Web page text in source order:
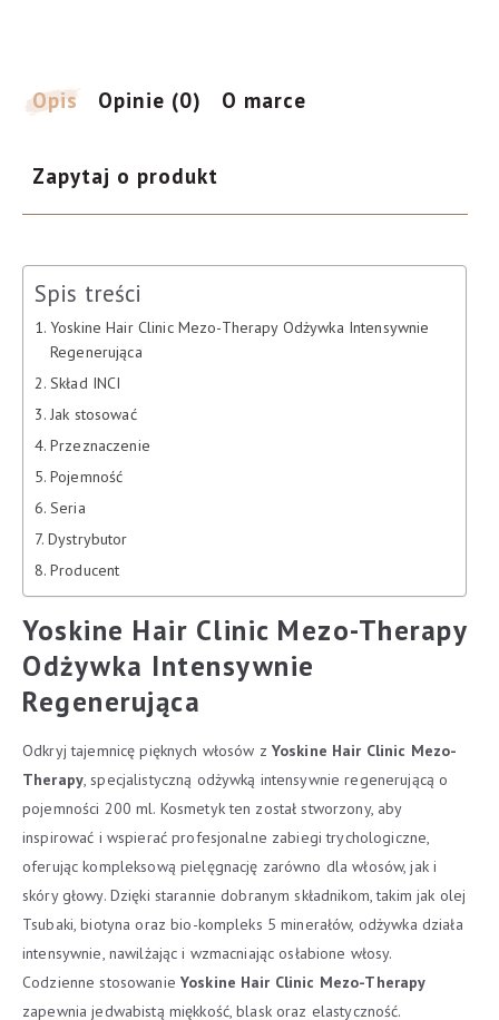
200
ml
Opis Opinie (0) O marce
Zapytaj o produkt
Spis treści
Yoskine Hair Clinic Mezo-Therapy Odżywka Intensywnie
Regenerująca
Skład INCI
Jak stosować
Przeznaczenie
Pojemność
Seria
Dystrybutor
Producent
Yoskine Hair Clinic Mezo-Therapy
Odżywka Intensywnie
Regenerująca
Odkryj tajemnicę pięknych włosów z Yoskine Hair Clinic Mezo-
Therapy, specjalistyczną odżywką intensywnie regenerującą o
pojemności 200 ml. Kosmetyk ten został stworzony, aby
inspirować i wspierać profesjonalne zabiegi trychologiczne,
oferując kompleksową pielęgnację zarówno dla włosów, jak i
skóry głowy. Dzięki starannie dobranym składnikom, takim jak olej
Tsubaki, biotyna oraz bio-kompleks 5 minerałów, odżywka działa
intensywnie, nawilżając i wzmacniając osłabione włosy.
Codzienne stosowanie Yoskine Hair Clinic Mezo-Therapy
zapewnia jedwabistą miękkość, blask oraz elastyczność.